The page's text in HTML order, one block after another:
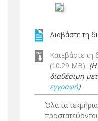
Διαβάστε τη
Κατεβάστε τη
(10.29 MB) (Η
διαθέσιμη
εγγραφή)
Όλα τα